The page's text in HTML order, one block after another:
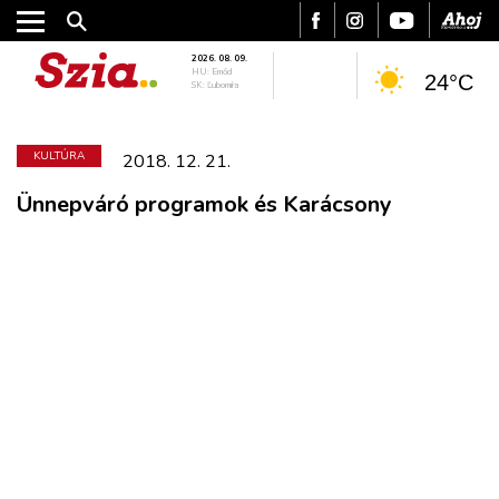
2026. 08. 09.
HU: Emőd
SK: Ľubomíra
24°C
KULTÚRA 2018. 12. 21.
Ünnepváró programok és Karácsony